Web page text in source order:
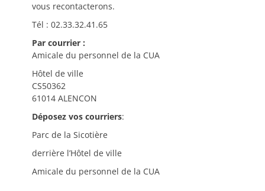
vous recontacterons.
Tél : 02.33.32.41.65
Par courrier :
Amicale du personnel de la CUA
Hôtel de ville
CS50362
61014 ALENCON
Déposez vos courriers:
Parc de la Sicotière
derrière l’Hôtel de ville
Amicale du personnel de la CUA